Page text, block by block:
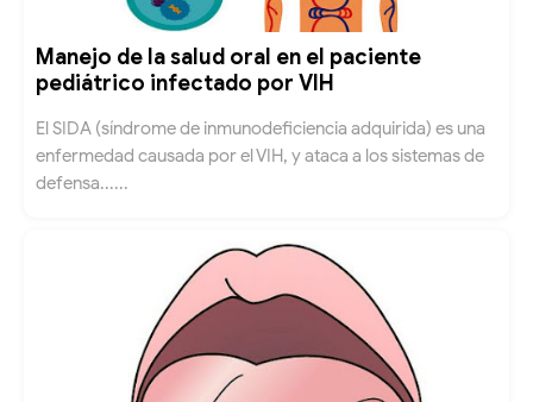
Manejo de la salud oral en el paciente
pediátrico infectado por VIH
El SIDA (síndrome de inmunodeficiencia adquirida) es una
enfermedad causada por el VIH, y ataca a los sistemas de
defensa......